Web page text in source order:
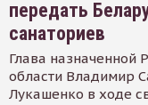
передать
санаториев
Глава назначенной
области Владимир
Лукашенко в ходе